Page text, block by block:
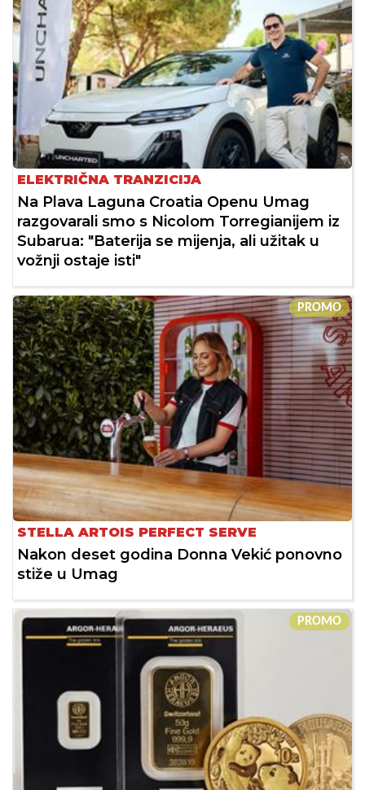
ELEKTRIČNA TRANZICIJA
Na Plava Laguna Croatia Openu Umag
razgovarali smo s Nicolom Torregianijem iz
Subarua: "Baterija se mijenja, ali užitak u
vožnji ostaje isti"
PROMO
STELLA ARTOIS PERFECT SERVE
Nakon deset godina Donna Vekić ponovno
stiže u Umag
PROMO